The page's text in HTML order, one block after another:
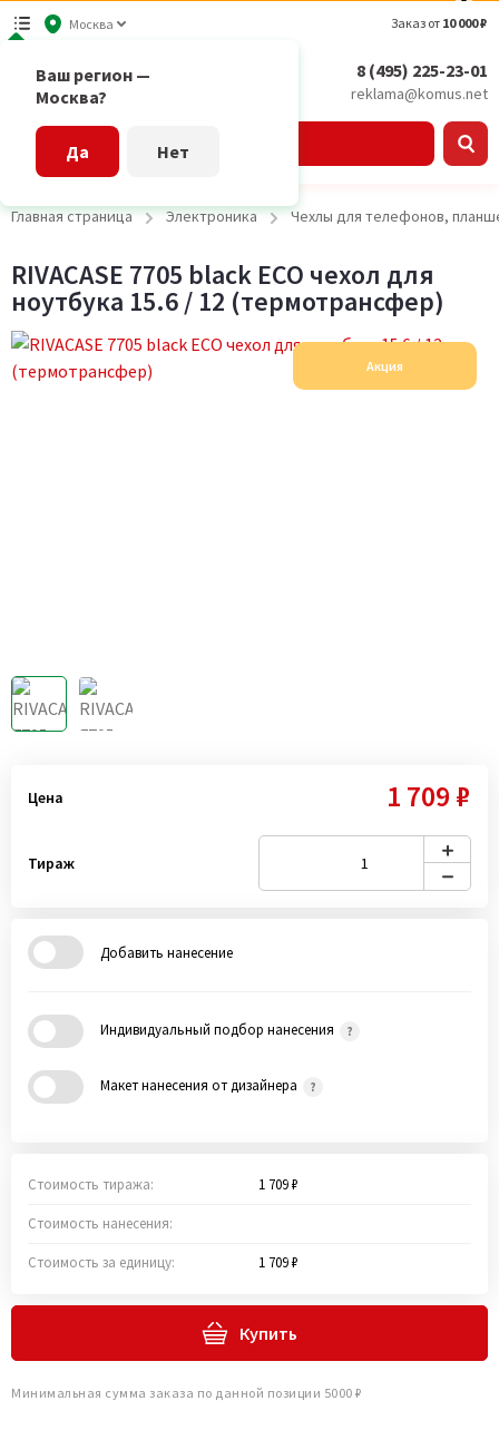
Москва
Ваш регион —
Москва?
Да Нет
Заказ от 10 000 ₽
8 (495) 225-23-01
reklama@komus.net
Главная страница Электроника Чехлы для телефонов,
RIVACASE 7705 black ECO чехол для
ноутбука 15.6 / 12 (термотрансфер)
Акция
Цена 1 709 ₽
Тираж
Добавить нанесение
Индивидуальный подбор нанесения
Макет нанесения от дизайнера
Стоимость тиража: 1 709 ₽
Стоимость нанесения:
Стоимость за единицу: 1 709 ₽
Купить
Минимальная сумма заказа по данной позиции 5000 ₽